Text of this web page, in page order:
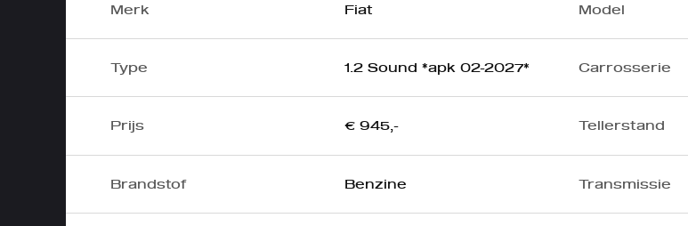
Merk Fiat Model
Type 1.2 Sound *apk 02-2027* Carrosserie
Prijs € 945,- Tellerstand
Brandstof Benzine Transmissie